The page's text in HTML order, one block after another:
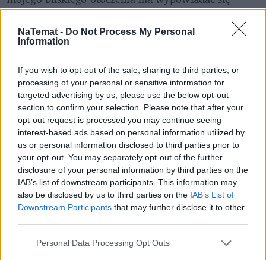
NaTemat - Do Not Process My Personal
Information
If you wish to opt-out of the sale, sharing to third parties, or
processing of your personal or sensitive information for
targeted advertising by us, please use the below opt-out
section to confirm your selection. Please note that after your
opt-out request is processed you may continue seeing
interest-based ads based on personal information utilized by
us or personal information disclosed to third parties prior to
your opt-out. You may separately opt-out of the further
disclosure of your personal information by third parties on the
IAB’s list of downstream participants. This information may
also be disclosed by us to third parties on the IAB’s List of
Downstream Participants that may further disclose it to other
Personal Data Processing Opt Outs
Szymon Hołownia? Albo przysłowiowa pani
Grażynka spod piątki, czy Halinka z warzywniaka,
Piotr-taksówkarz lub Jurek z zakładu
Dlaczego ma o tym wypowiadać się mój kumpel z
pracy, kierownik, szef czy prezes firmy?
Dość już naszego ładowania się w życia
kobiet
Hołownia z Kosiniakiem-Kamyszem w kółko
przekonują, że to obywatele powinni zdecydować. A
feministki od lat powtarzają jak mantrę: to nie facet,
a kobieta powinna decydować o swoim ciele. To ona
wie, czy podoła ciąży, czy jest gotowa. To ona umie